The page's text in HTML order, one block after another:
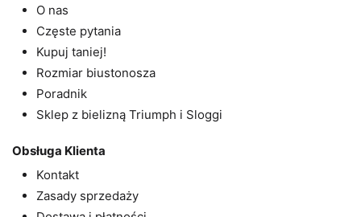
O nas
Częste pytania
Kupuj taniej!
Rozmiar biustonosza
Poradnik
Sklep z bielizną Triumph i Sloggi
Obsługa Klienta
Kontakt
Zasady sprzedaży